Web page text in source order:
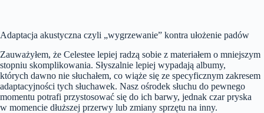
Adaptacja akustyczna czyli „wygrzewanie” kontra ułożenie padów
Zauważyłem, że Celestee lepiej radzą sobie z materiałem o mniejszym
stopniu skomplikowania. Słyszalnie lepiej wypadają albumy,
których dawno nie słuchałem, co wiąże się ze specyficznym zakresem
adaptacyjności tych słuchawek. Nasz ośrodek słuchu do pewnego
momentu potrafi przystosować się do ich barwy, jednak czar pryska
w momencie dłuższej przerwy lub zmiany sprzętu na inny.